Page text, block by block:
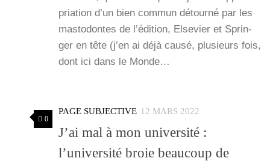
pria­tion d’un bien com­mun détour­né par les
mas­to­dontes de l’é­di­tion, Else­vier et Sprin­
ger en tête (j’en ai déjà cau­sé, plu­sieurs fois,
dont ici dans le Monde…
0
PAGE SUBJECTIVE 12 MARS 2022
J’ai mal à mon université :
l’université broie beaucoup de